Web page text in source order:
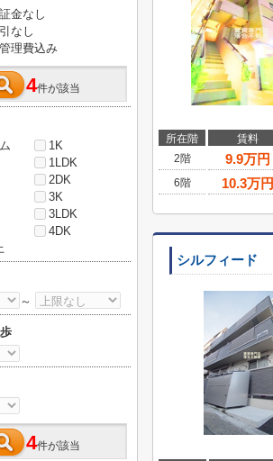
所在階 賃料
2階
9.9万円
6階
10.3万円
シルフィード
金なし
なし
理費込み
4件が該当
1K
1LDK
2DK
3K
3LDK
4DK
～
4件が該当